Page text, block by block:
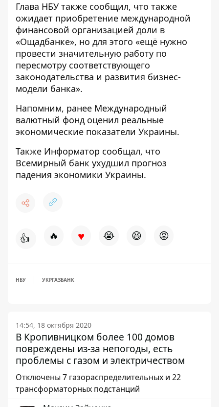
Глава НБУ также сообщил, что также
ожидает приобретение международной
финансовой организацией доли в
«Ощадбанке», но для этого «ещё нужно
провести значительную работу по
пересмотру соответствующего
законодательства и развития бизнес-
модели банка».
Напомним, ранее Международный
валютный фонд оценил реальные
экономические показатели Украины.
Также Информатор сообщал, что
Всемирный банк ухудшил прогноз
падения экономики Украины.
👍 🔥 ♥ 😭 😆 😡
НБУ УКРГАЗБАНК
14:54, 18 октября 2020
В Кропивницком более 100 домов
повреждены из-за непогоды, есть
проблемы с газом и электричеством
Отключены 7 газораспределительных и 22
трансформаторных подстанций